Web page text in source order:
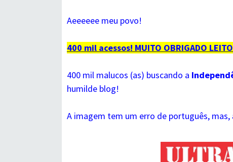
Aeeeeee meu povo!
400 mil acessos! MUITO OBRIGADO
400 mil malucos (as) buscando a
humilde blog!
A imagem tem um erro de português, mas,